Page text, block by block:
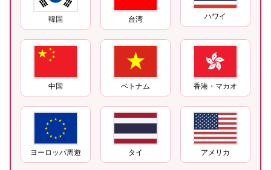
韓国 台湾 ハワイ
中国 ベトナム 香港・マカオ
ヨーロッパ周遊 タイ アメリカ